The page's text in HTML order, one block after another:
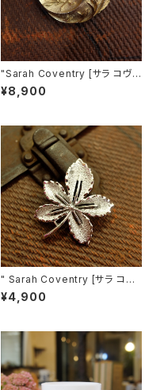
"Sarah Coventry [サラ コヴェ
ントリー]" 1961年 "GOLDEN
Brocade" ヴィンテージブロー
¥8,900
" Sarah Coventry [サラ コヴ
ェントリー] " 1968年 "Ivy"シリ
ーズ ヴィンテージブローチ [BV
¥4,900